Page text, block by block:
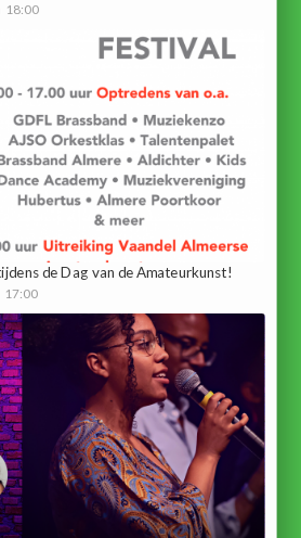
18:00
de Dag van de Amateurkunst!
17:00